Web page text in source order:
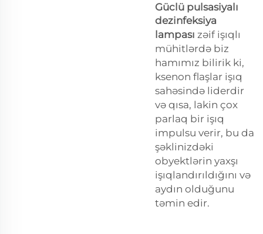
Güclü pulsasiyalı
dezinfeksiya
lampası zəif işıqlı
mühitlərdə biz
hamımız bilirik ki,
ksenon flaşlar işıq
sahəsində liderdir
və qısa, lakin çox
parlaq bir işıq
impulsu verir, bu da
şəklinizdəki
obyektlərin yaxşı
işıqlandırıldığını və
aydın olduğunu
təmin edir.